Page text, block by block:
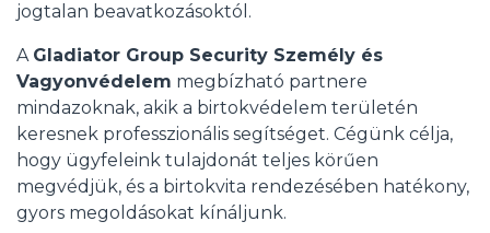
jogtalan beavatkozásoktól.
A Gladiator Group Security Személy és
Vagyonvédelem megbízható partnere
mindazoknak, akik a birtokvédelem területén
keresnek professzionális segítséget. Cégünk célja,
hogy ügyfeleink tulajdonát teljes körűen
megvédjük, és a birtokvita rendezésében hatékony,
gyors megoldásokat kínáljunk.